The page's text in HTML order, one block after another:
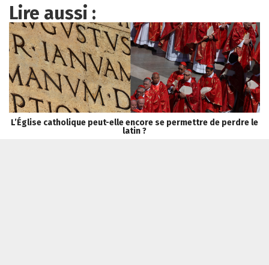
Lire aussi :
L’Église catholique peut-elle encore se permettre de perdre le
latin ?